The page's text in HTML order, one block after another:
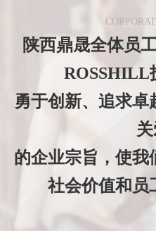
陕西鼎晟全体员
ROSSHILL
勇于创新、追求
的企业宗旨，使我
社会价值和员